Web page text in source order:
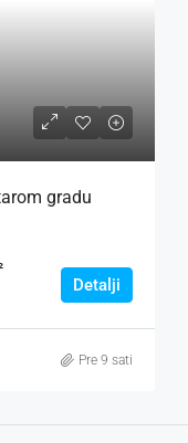
gradu
Detalji
Pre 9 sati